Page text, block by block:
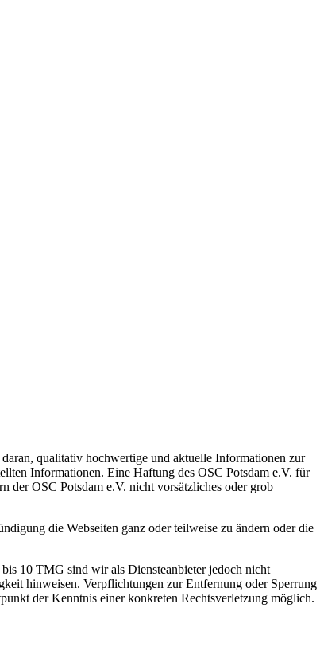
qualitativ hochwertige und aktuelle Informationen zur
Informationen. Eine Haftung des OSC Potsdam e.V. für
der OSC Potsdam e.V. nicht vorsätzliches oder grob
die Webseiten ganz oder teilweise zu ändern oder die
10 TMG sind wir als Diensteanbieter jedoch nicht
hinweisen. Verpflichtungen zur Entfernung oder Sperrung
der Kenntnis einer konkreten Rechtsverletzung möglich.